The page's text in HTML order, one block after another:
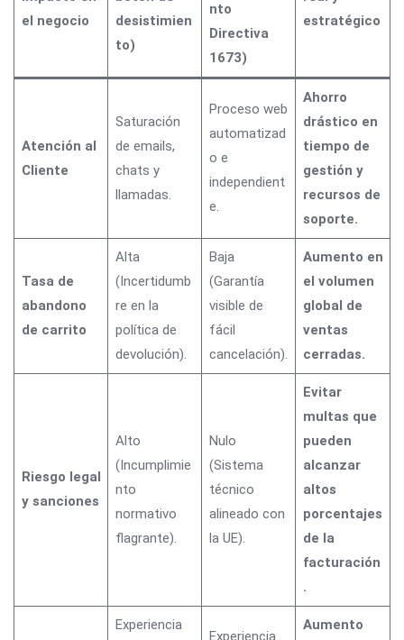
el negocio
desistimien
to)
nto
Directiva
1673)
estratégico
Atención al
Cliente
Saturación
de emails,
chats y
llamadas.
Proceso web
automatizad
o e
independient
e.
Ahorro
drástico en
tiempo de
gestión y
recursos de
soporte.
Tasa de
abandono
de carrito
Alta
(Incertidumb
re en la
política de
devolución).
Baja
(Garantía
visible de
fácil
cancelación).
Aumento en
el volumen
global de
ventas
cerradas.
Riesgo legal
y sanciones
Alto
(Incumplimie
nto
normativo
flagrante).
Nulo
(Sistema
técnico
alineado con
la UE).
Evitar
multas que
pueden
alcanzar
altos
porcentajes
de la
facturación
.
Experiencia
Experiencia
Aumento